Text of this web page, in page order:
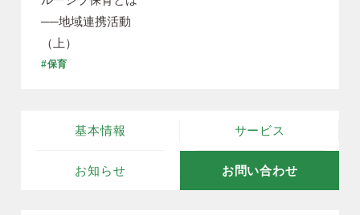
──地域連携活動
（上）
#保育
基本情報 サービス
お知らせ お問い合わせ